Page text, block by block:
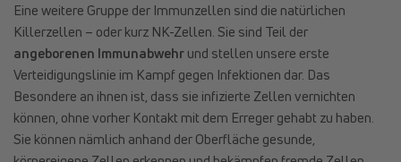
Eine weitere Gruppe der Immunzellen sind die natürlichen
Killerzellen – oder kurz NK-Zellen. Sie sind Teil der
angeborenen Immunabwehr und stellen unsere erste
Verteidigungslinie im Kampf gegen Infektionen dar. Das
Besondere an ihnen ist, dass sie infizierte Zellen vernichten
können, ohne vorher Kontakt mit dem Erreger gehabt zu haben.
Sie können nämlich anhand der Oberfläche gesunde,